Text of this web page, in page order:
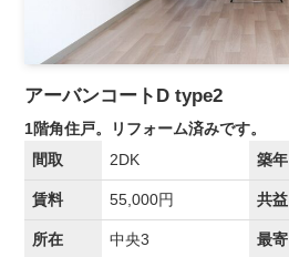
アーバンコートD type2
1階角住戸。リフォーム済みです。
間取
2DK 築年
賃料 55,000円 共益
所在 中央3 最寄